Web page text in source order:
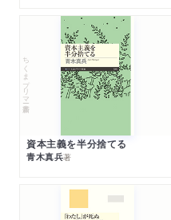
ちくまプリマー新書
資本主義を半分捨てる
青木真兵著